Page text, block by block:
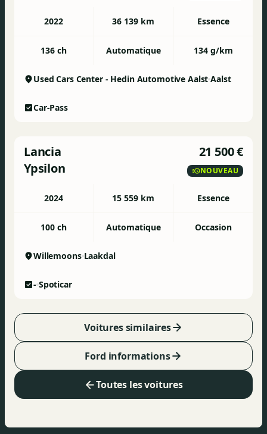
2022 36 139 km Essence
136 ch Automatique 134 g/km
Used Cars Center - Hedin Automotive Aalst Aalst
Car-Pass
Lancia
Ypsilon
21 500 €
NOUVEAU
2024 15 559 km Essence
100 ch Automatique Occasion
Willemoons Laakdal
- Spoticar
Toutes les voitures
Ford informations
Voitures similaires